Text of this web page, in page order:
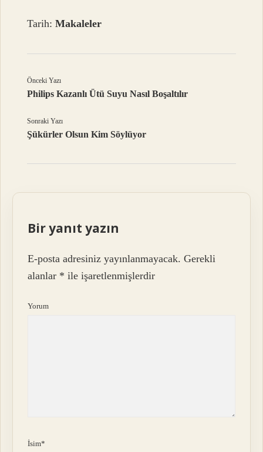
Tarih:Makaleler
Önceki Yazı
Philips Kazanlı Ütü Suyu Nasıl Boşaltılır
Sonraki Yazı
Şükürler Olsun Kim Söylüyor
Bir yanıt yazın
E-posta adresiniz yayınlanmayacak. Gerekli
alanlar * ile işaretlenmişlerdir
Yorum
İsim*